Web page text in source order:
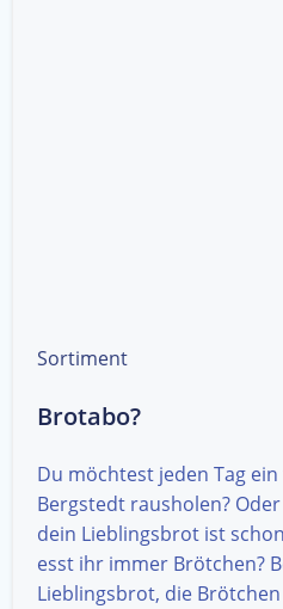
Sortiment
Brotabo?
Du möchtest jeden Tag
Bergstedt rausholen?
dein Lieblingsbrot ist
esst ihr immer Brötchen?
Lieblingsbrot, die